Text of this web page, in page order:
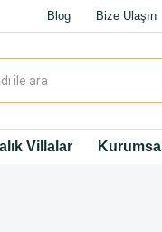
Blog Bize Ulaşın
Villalar Kurumsal